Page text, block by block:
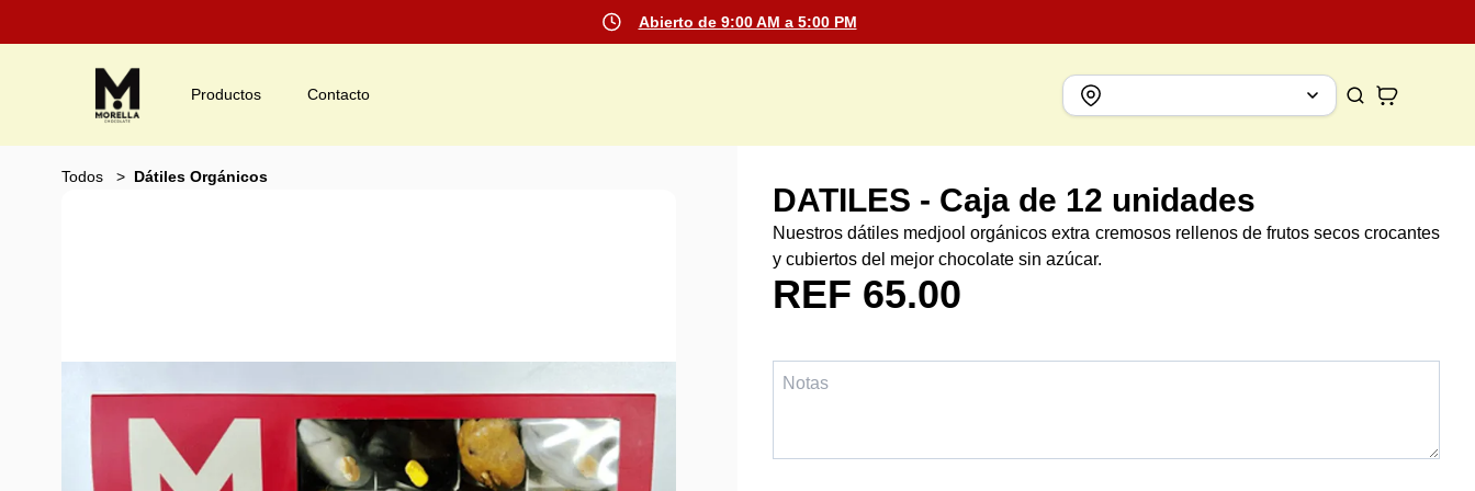
Abierto de 9:00 AM a 5:00 PM
Productos Contacto
Todos Dátiles Orgánicos
DATILES - Caja de 12 unidades
Nuestros dátiles medjool orgánicos extra cremosos rellenos de frutos secos crocantes
y cubiertos del mejor chocolate sin azúcar.
REF 65.00